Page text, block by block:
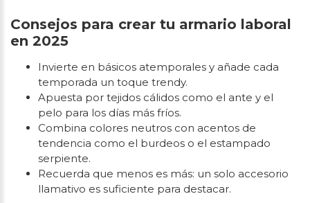
Consejos para crear tu armario laboral
en 2025
Invierte en básicos atemporales y añade cada
temporada un toque trendy.
Apuesta por tejidos cálidos como el ante y el
pelo para los días más fríos.
Combina colores neutros con acentos de
tendencia como el burdeos o el estampado
serpiente.
Recuerda que menos es más: un solo accesorio
llamativo es suficiente para destacar.